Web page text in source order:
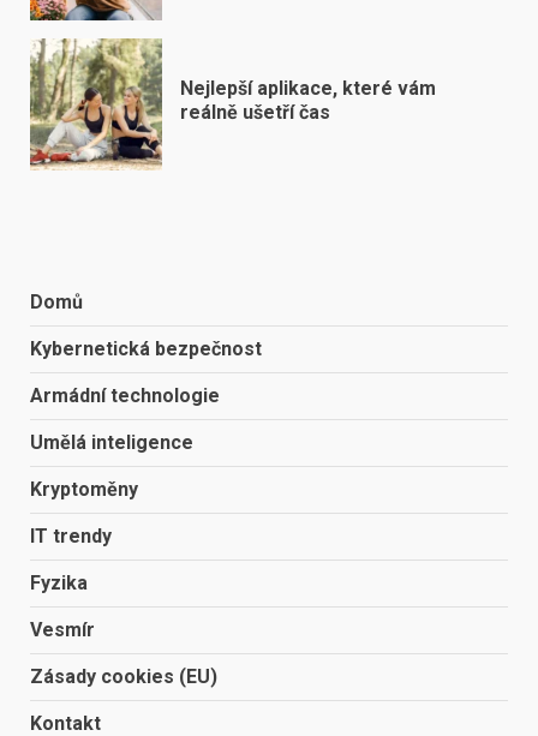
Nejlepší aplikace, které vám
reálně ušetří čas
Domů
Kybernetická bezpečnost
Armádní technologie
Umělá inteligence
Kryptoměny
IT trendy
Fyzika
Vesmír
Zásady cookies (EU)
Kontakt